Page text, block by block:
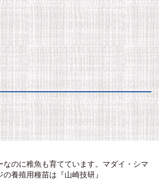
なのに稚魚も育てています。マダイ・シマ
の養殖用種苗は『山崎技研』